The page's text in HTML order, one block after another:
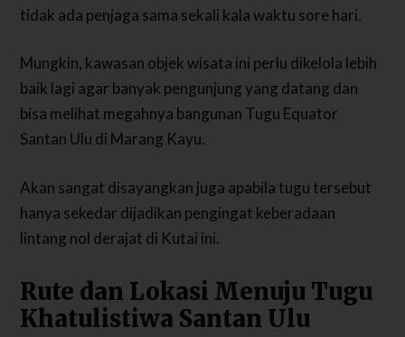
tidak ada penjaga sama sekali kala waktu sore hari.
Mungkin, kawasan objek wisata ini perlu dikelola lebih
baik lagi agar banyak pengunjung yang datang dan
bisa melihat megahnya bangunan Tugu Equator
Santan Ulu di Marang Kayu.
Akan sangat disayangkan juga apabila tugu tersebut
hanya sekedar dijadikan pengingat keberadaan
lintang nol derajat di Kutai ini.
Rute dan Lokasi Menuju Tugu
Khatulistiwa Santan Ulu